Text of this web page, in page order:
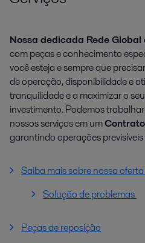
Nossa dedicada Rede Global
com peças e conhecimento
você esteja e sempre que
de operação, disponibilidade e
tranquilidade e a maximizar o
investimento. Podemos
nossos serviços em um
garantindo operações
Saiba mais sobre nossa
Solução de problemas
Peças de reposição